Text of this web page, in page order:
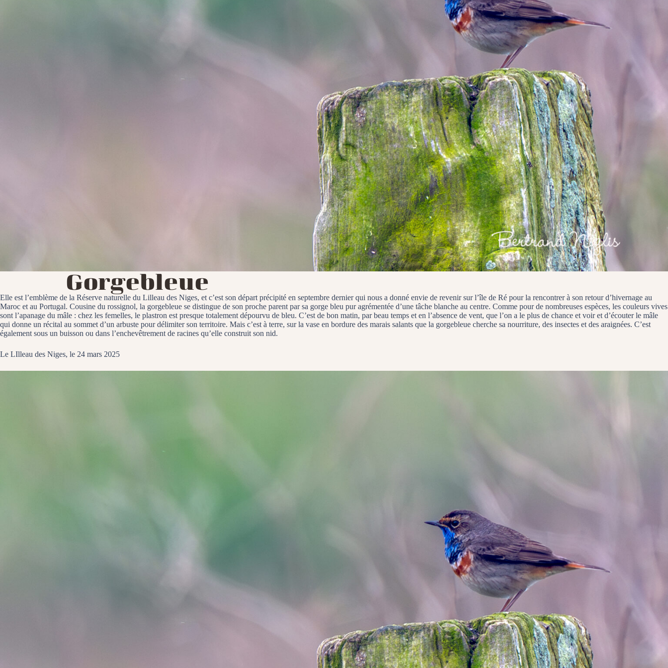
Gorgebleue
Elle est l’emblème de la Réserve naturelle du Lilleau des Niges, et c’est son départ précipité en septembre dernier qui nous a donné envie de revenir sur l’île de Ré pour la rencontrer à son retour d’hivernage au
Maroc et au Portugal. Cousine du rossignol, la gorgebleue se distingue de son proche parent par sa gorge bleu pur agrémentée d’une tâche blanche au centre. Comme pour de nombreuses espèces, les couleurs vives
sont l’apanage du mâle : chez les femelles, le plastron est presque totalement dépourvu de bleu. C’est de bon matin, par beau temps et en l’absence de vent, que l’on a le plus de chance et voir et d’écouter le mâle
qui donne un récital au sommet d’un arbuste pour délimiter son territoire. Mais c’est à terre, sur la vase en bordure des marais salants que la gorgebleue cherche sa nourriture, des insectes et des araignées. C’est
également sous un buisson ou dans l’enchevêtrement de racines qu’elle construit son nid.
Le LIlleau des Niges, le 24 mars 2025